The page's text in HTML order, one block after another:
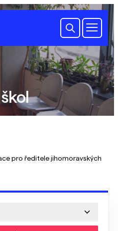
pro ředitele jihomoravských